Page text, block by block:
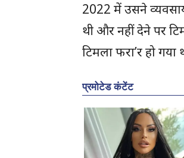
2022 में उसने
थी और नहीं देने पर
टिमला फरा’र हो गया